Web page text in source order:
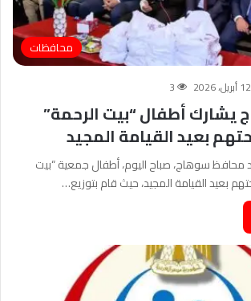
محافظات
12 أبريل، 2026 3
أطفال “بيت الرحمة”
بعيد القيامة المجيد
محافظ سوهاج، صباح اليوم، أطفال جمعية “بيت
بعيد القيامة المجيد، حيث قام بتوزيع…